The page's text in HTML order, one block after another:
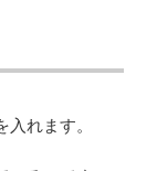
れます。